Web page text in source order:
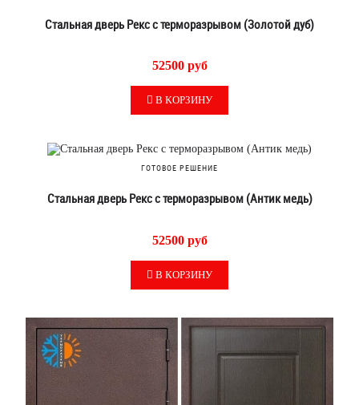
Стальная дверь Рекс с терморазрывом (Золотой дуб)
52500 руб
В КОРЗИНУ
ГОТОВОЕ РЕШЕНИЕ
Стальная дверь Рекс с терморазрывом (Антик медь)
52500 руб
В КОРЗИНУ